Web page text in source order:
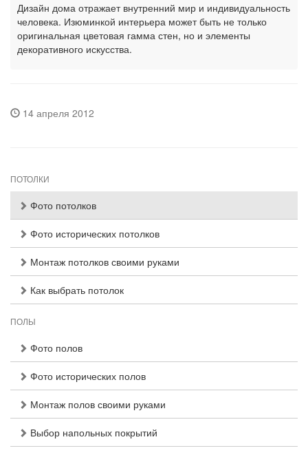
Дизайн дома отражает внутренний мир и индивидуальность
человека. Изюминкой интерьера может быть не только
оригинальная цветовая гамма стен, но и элементы
декоративного искусства.
14 апреля 2012
ПОТОЛКИ
Фото потолков
Фото исторических потолков
Монтаж потолков своими руками
Как выбрать потолок
ПОЛЫ
Фото полов
Фото исторических полов
Монтаж полов своими руками
Выбор напольных покрытий